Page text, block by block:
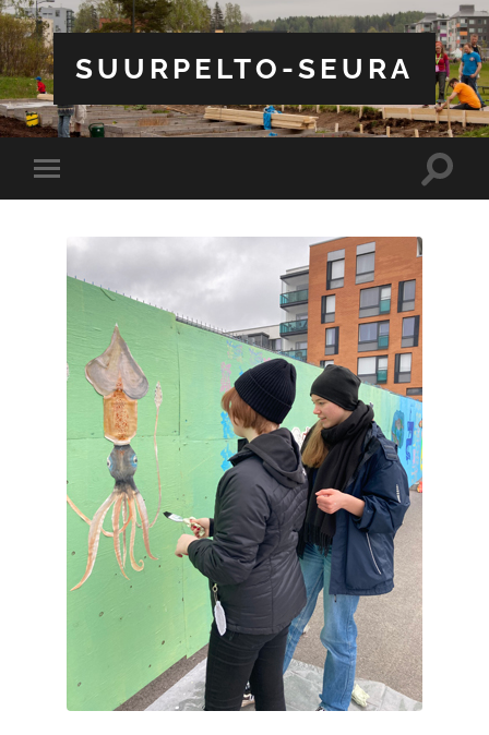
SUURPELTO-SEURA
Toggle
mobile
Toggle